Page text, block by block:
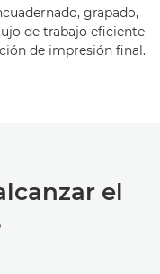
grapado,
de trabajo eficiente
de impresión final.
el